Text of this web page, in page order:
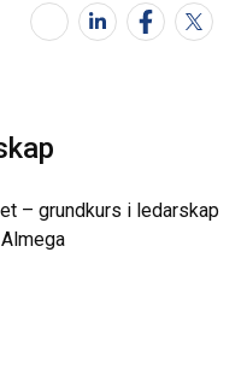
– grundkurs i ledarskap